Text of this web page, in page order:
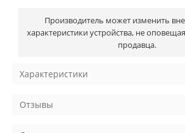
Производитель может изменить
характеристики устройства, не
продавца.
Характеристики
Отзывы